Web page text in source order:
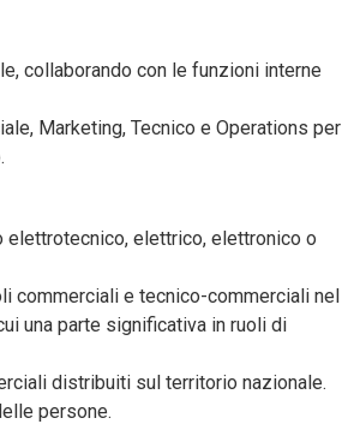
collaborando con le funzioni interne
Marketing, Tecnico e Operations per
elettrico, elettronico o
commerciali e tecnico-commerciali nel
una parte significativa in ruoli di
distribuiti sul territorio nazionale.
persone.